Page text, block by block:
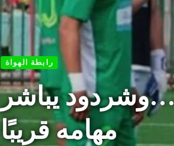
رابطة الهواة
يباشر
مهامه قريبًا